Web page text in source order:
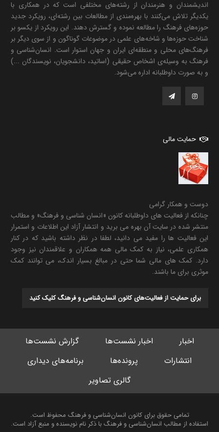
اندیشمندان و هنرمندان از رشته‌های مختلفی است که در همکاری با
یکدیگر تلاش می‌کنند با بهره‌مندی از مطالعات بین رشته‌ای، رویکرد جدید
حوزه‌های فرهنگ را مطالعه نموده و گسترش دهند. این رویکرد از یکسو بر
شناخت حوزه‌ها و شاخه‌های علمی در موضوعات گوناگون و از سوی دیگر بر
فرهنگ‌های محلی و منطقه‌ای ایران و جهان استوار است. انسان‌شناسی و
فرهنگ به وسیله‌ی اشخاص حقیقی (اساتید، دانشجویان، نویسندگان ...)
و به صورت داوطلبانه اداره می‌شود.
حمایت مالی
دوست و همکار گرامی
چنانکه از فعالیت های داوطلبانه کانون «انسان شناسی و فرهنگ» و مطالب
منتشر شده در سایت آن بهره می برید و انتشار آزاد این اطلاعات و استمرار
این فعالیت ها را مفید می دانید، لطفا در نظر داشته باشید که در کنار
همکاری علمی، نیاز به کمک مالی همه همکاران و علاقمندان نیز وجود
دارد. کمک های مالی شما حتی در مبالغ بسیار اندک، می توانند کمک
موثری برای ما باشند.
برای حمایت از فعالیت‌های کانون انسان‌شناسی و فرهنگ کلیک کنید
اخبار اخبار نشست‌ها
گزارش نشست‌ها
انتشارات
پرونده‌ها
برنامه‌های دیداری
گالری تصاویر
تمامی حقوق برای کانون انسان‌شناسی و فرهنگ محفوظ است.
استفاده از مطالب انسان‌شناسی و فرهنگ با ذکر نام نویسنده و منبع آزاد است.